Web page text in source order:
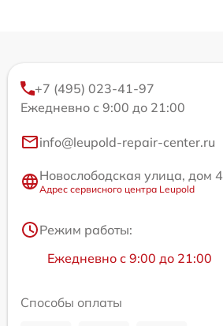
+7 (495) 023-41-97
Ежедневно с 9:00 до 21:00
info@leupold-repair-center.ru
Новослободская улица, дом 4
Адрес сервисного центра Leupold
Режим работы:
Ежедневно с 9:00 до 21:00
Способы оплаты